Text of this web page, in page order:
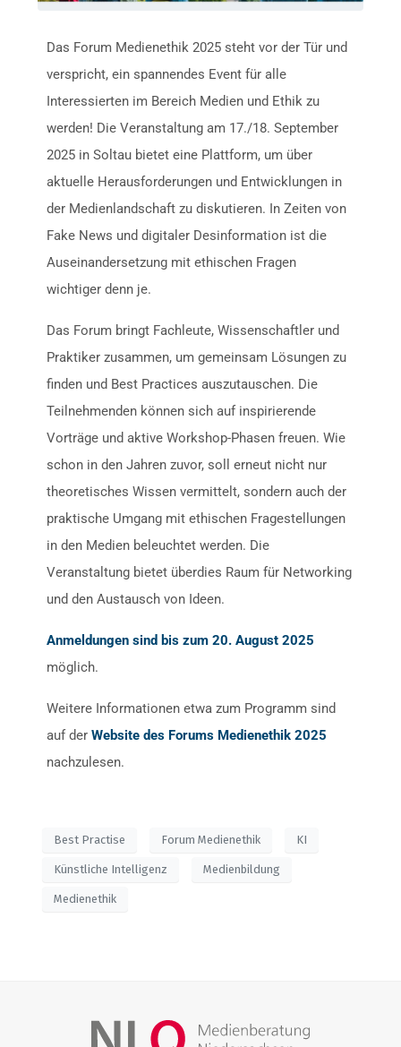
Das Forum Medienethik 2025 steht vor der Tür und
verspricht, ein spannendes Event für alle
Interessierten im Bereich Medien und Ethik zu
werden! Die Veranstaltung am 17./18. September
2025 in Soltau bietet eine Plattform, um über
aktuelle Herausforderungen und Entwicklungen in
der Medienlandschaft zu diskutieren. In Zeiten von
Fake News und digitaler Desinformation ist die
Auseinandersetzung mit ethischen Fragen
wichtiger denn je.
Das Forum bringt Fachleute, Wissenschaftler und
Praktiker zusammen, um gemeinsam Lösungen zu
finden und Best Practices auszutauschen. Die
Teilnehmenden können sich auf inspirierende
Vorträge und aktive Workshop-Phasen freuen. Wie
schon in den Jahren zuvor, soll erneut nicht nur
theoretisches Wissen vermittelt, sondern auch der
praktische Umgang mit ethischen Fragestellungen
in den Medien beleuchtet werden. Die
Veranstaltung bietet überdies Raum für Networking
und den Austausch von Ideen.
Anmeldungen sind bis zum 20. August 2025
möglich.
Weitere Informationen etwa zum Programm sind
auf derWebsite des Forums Medienethik 2025
nachzulesen.
Best Practise Forum Medienethik KI
Künstliche Intelligenz Medienbildung
Medienethik